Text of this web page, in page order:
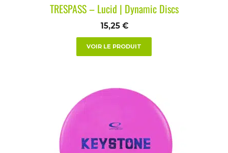
TRESPASS – Lucid | Dynamic Discs
15,25 €
VOIR LE PRODUIT